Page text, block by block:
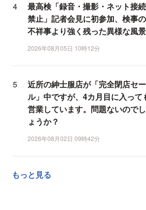
最高検「録音・撮影・ネット接続
禁止」記者会見に初参加、検事の
不祥事より強く残った異様な風景
2026年08月05日 10時12分
近所の紳士服店が「完全閉店セー
ル」中ですが、4カ月目に入って
営業しています。問題ないのでし
ょうか？
2026年08月02日 09時42分
もっと見る